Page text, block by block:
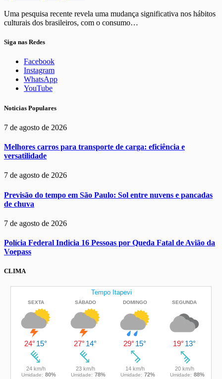
Uma pesquisa recente revela uma mudança significativa nos hábitos
culturais dos brasileiros, com o consumo…
Siga nas Redes
Facebook
Instagram
WhatsApp
YouTube
Noticias Populares
7 de agosto de 2026
Melhores carros para transporte de carga: eficiência e
versatilidade
7 de agosto de 2026
Previsão do tempo em São Paulo: Sol entre nuvens e pancadas
de chuva
7 de agosto de 2026
Polícia Federal Indicia 16 Pessoas por Queda Fatal de Avião da
Voepass
CLIMA